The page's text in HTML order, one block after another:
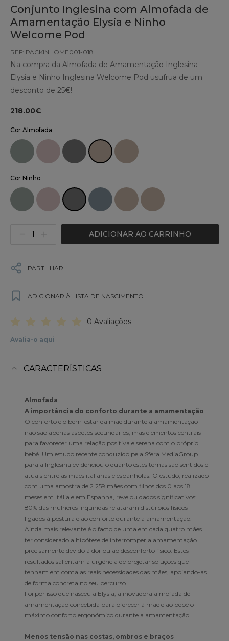
Conjunto Inglesina com Almofada de
Amamentação Elysia e Ninho
Welcome Pod
REF: PACKINHOME001-018
Na compra da Almofada de Amamentação Inglesina
Elysia e Ninho Inglesina Welcome Pod usufrua de um
desconto de 25€!
218.00€
Cor Almofada
Cor Ninho
ADICIONAR AO CARRINHO
PARTILHAR
ADICIONAR À LISTA DE NASCIMENTO
0 Avaliações
Avalia-o aqui
CARACTERÍSTICAS
Almofada
A importância do conforto durante a amamentação
O conforto e o bem-estar da mãe durante a amamentação
não são apenas aspetos secundários, mas elementos centrais
para favorecer uma relação positiva e serena com o próprio
bebé. Um estudo recente conduzido pela Sfera MediaGroup
para a Inglesina evidenciou o quanto estes temas são sentidos e
atuais entre as mães italianas e espanholas. O estudo, realizado
com uma amostra de 2.259 mães com filhos dos 0 aos 18
meses em Itália e em Espanha, revelou dados significativos:
80% das mulheres inquiridas relataram distúrbios físicos
ligados à postura e ao conforto durante a amamentação.
Ainda mais relevante é o facto de uma em cada quatro mães
ter considerado a hipótese de interromper a amamentação
precisamente devido à dor ou ao desconforto físico. Estes
resultados salientam a urgência de projetar soluções que
tenham em conta as reais necessidades das mães, apoiando-as
de forma concreta no seu percurso.
Foi por isso que nasceu a Elysia, a inovadora almofada de
amamentação concebida para oferecer à mãe e ao bebé o
máximo conforto ergonómico durante a amamentação.
Menos tensão nas costas, ombros e braços